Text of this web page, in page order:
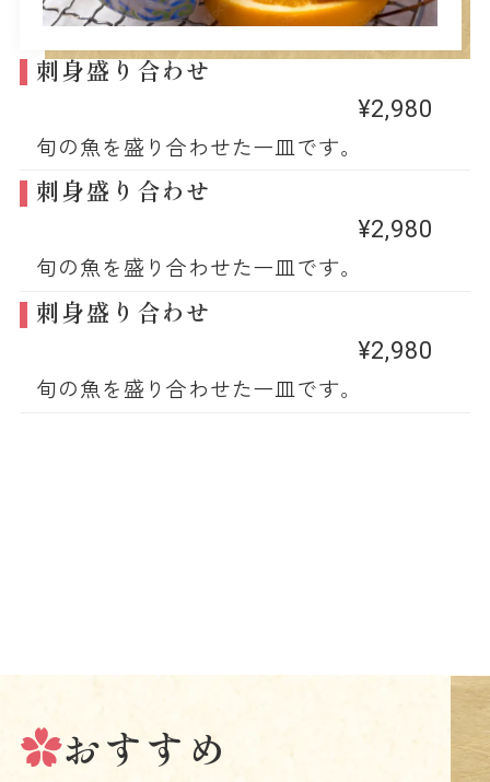
刺身盛り合わせ
¥2,980
旬の魚を盛り合わせた一皿です。
刺身盛り合わせ
¥2,980
旬の魚を盛り合わせた一皿です。
刺身盛り合わせ
¥2,980
旬の魚を盛り合わせた一皿です。
おすすめ